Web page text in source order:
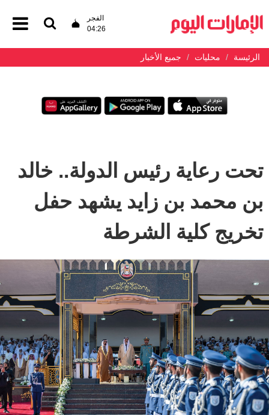
الفجر
04:26
الرئيسة محليات جميع الأخبار
تحت رعاية رئيس الدولة.. خالد
بن محمد بن زايد يشهد حفل
تخريج كلية الشرطة